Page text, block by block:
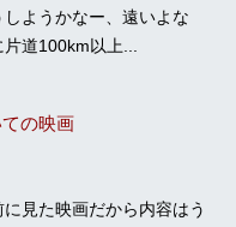
ようかなー、遠いよな
道100km以上...
の映画
見た映画だから内容はう